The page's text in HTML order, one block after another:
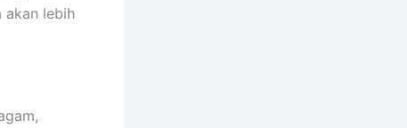
akan lebih